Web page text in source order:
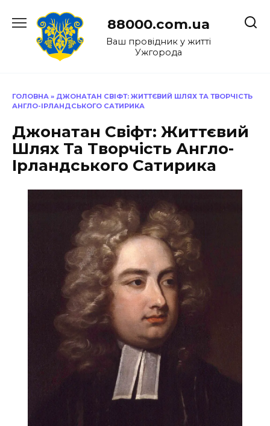
до
88000.com.ua
Ваш провідник у житті
Ужгорода
ГОЛОВНА » ДЖОНАТАН СВІФТ: ЖИТТЄВИЙ ШЛЯХ ТА ТВОРЧІСТЬ
АНГЛО-ІРЛАНДСЬКОГО САТИРИКА
Джонатан Свіфт: Життєвий
Шлях Та Творчість Англо-
Ірландського Сатирика